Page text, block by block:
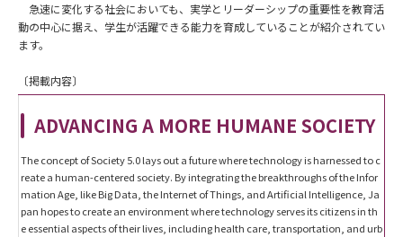
急速に変化する社会においても、実学とリーダーシップの重要性を教育活
動の中心に据え、学生が活躍できる能力を育成していることが紹介されてい
ます。
〔掲載内容〕
ADVANCING A MORE HUMANE SOCIETY
The concept of Society 5.0 lays out a future where technology is harnessed to c
reate a human-centered society. By integrating the breakthroughs of the Infor
mation Age, like Big Data, the Internet of Things, and Artificial Intelligence, Ja
pan hopes to create an environment where technology serves its citizens in th
e essential aspects of their lives, including health care, transportation, and urb